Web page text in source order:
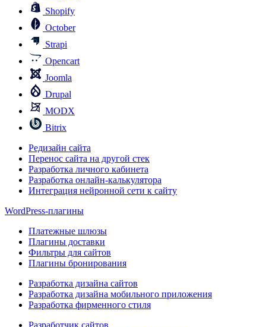
Shopify
October
Strapi
Opencart
Joomla
Drupal
MODX
Bitrix
Редизайн сайта
Перенос сайта на другой стек
Разработка личного кабинета
Разработка онлайн-калькулятора
Интеграция нейронной сети к сайту
WordPress-плагины
Платежные шлюзы
Плагины доставки
Фильтры для сайтов
Плагины бронирования
Разработка дизайна сайтов
Разработка дизайна мобильного приложения
Разработка фирменного стиля
Разработчик сайтов